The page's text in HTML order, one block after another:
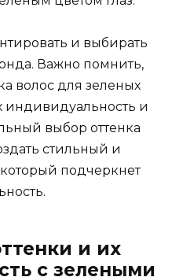
и выбирать
Важно помнить,
волос для зеленых
индивидуальность и
выбор оттенка
стильный и
подчеркнет
и их
с зелеными